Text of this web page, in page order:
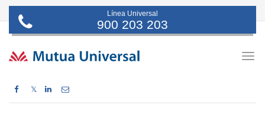
Línea Universal
900 203 203
𝕏